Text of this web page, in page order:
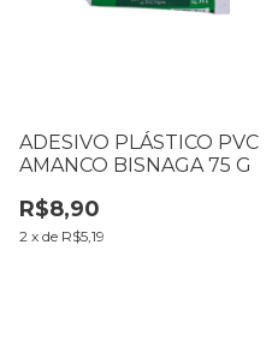
ADESIVO PLÁSTICO PVC
AMANCO BISNAGA 75 G
R$8,90
2 x de R$5,19